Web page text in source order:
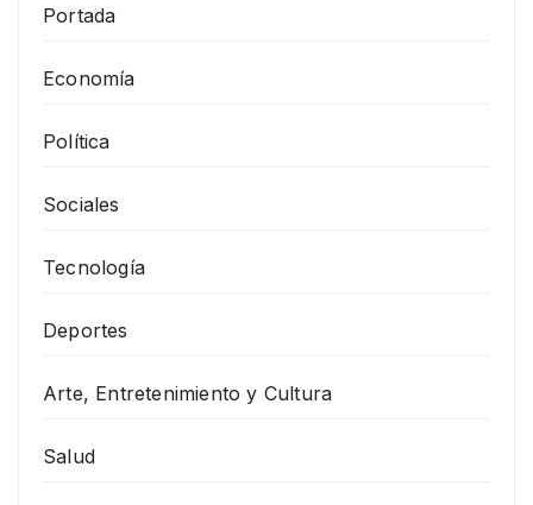
Portada
Economía
Política
Sociales
Tecnología
Deportes
Arte, Entretenimiento y Cultura
Salud